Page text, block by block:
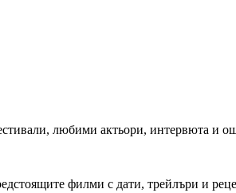
любими актьори, интервюта и
филми с дати, трейлъри и